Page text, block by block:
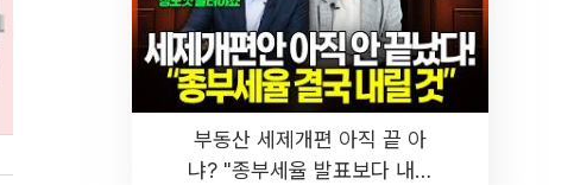
부동산 세제개편 아직 끝 아
냐? "종부세율 발표보다 내릴